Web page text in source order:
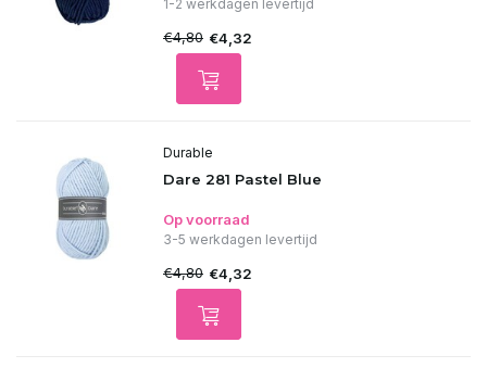
1-2 werkdagen levertijd
€4,80 €4,32
Durable
Dare 281 Pastel Blue
Op voorraad
3-5 werkdagen levertijd
€4,80 €4,32